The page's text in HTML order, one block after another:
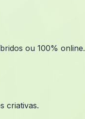
ou 100% online.
criativas.